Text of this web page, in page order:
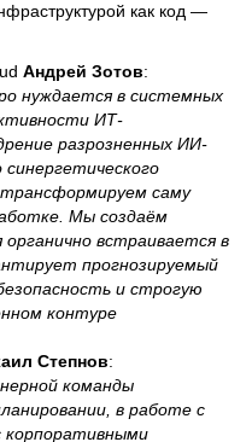
как код —
Андрей Зотов:
нуждается в системных
ИТ-
разрозненных ИИ-
саму
Мы создаём
встраивается в
прогнозируемый
и строгую
контуре
Степнов:
команды
в работе с
корпоративными